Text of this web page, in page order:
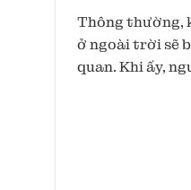
Thông thường,
ở ngoài trời sẽ
quan. Khi ấy,